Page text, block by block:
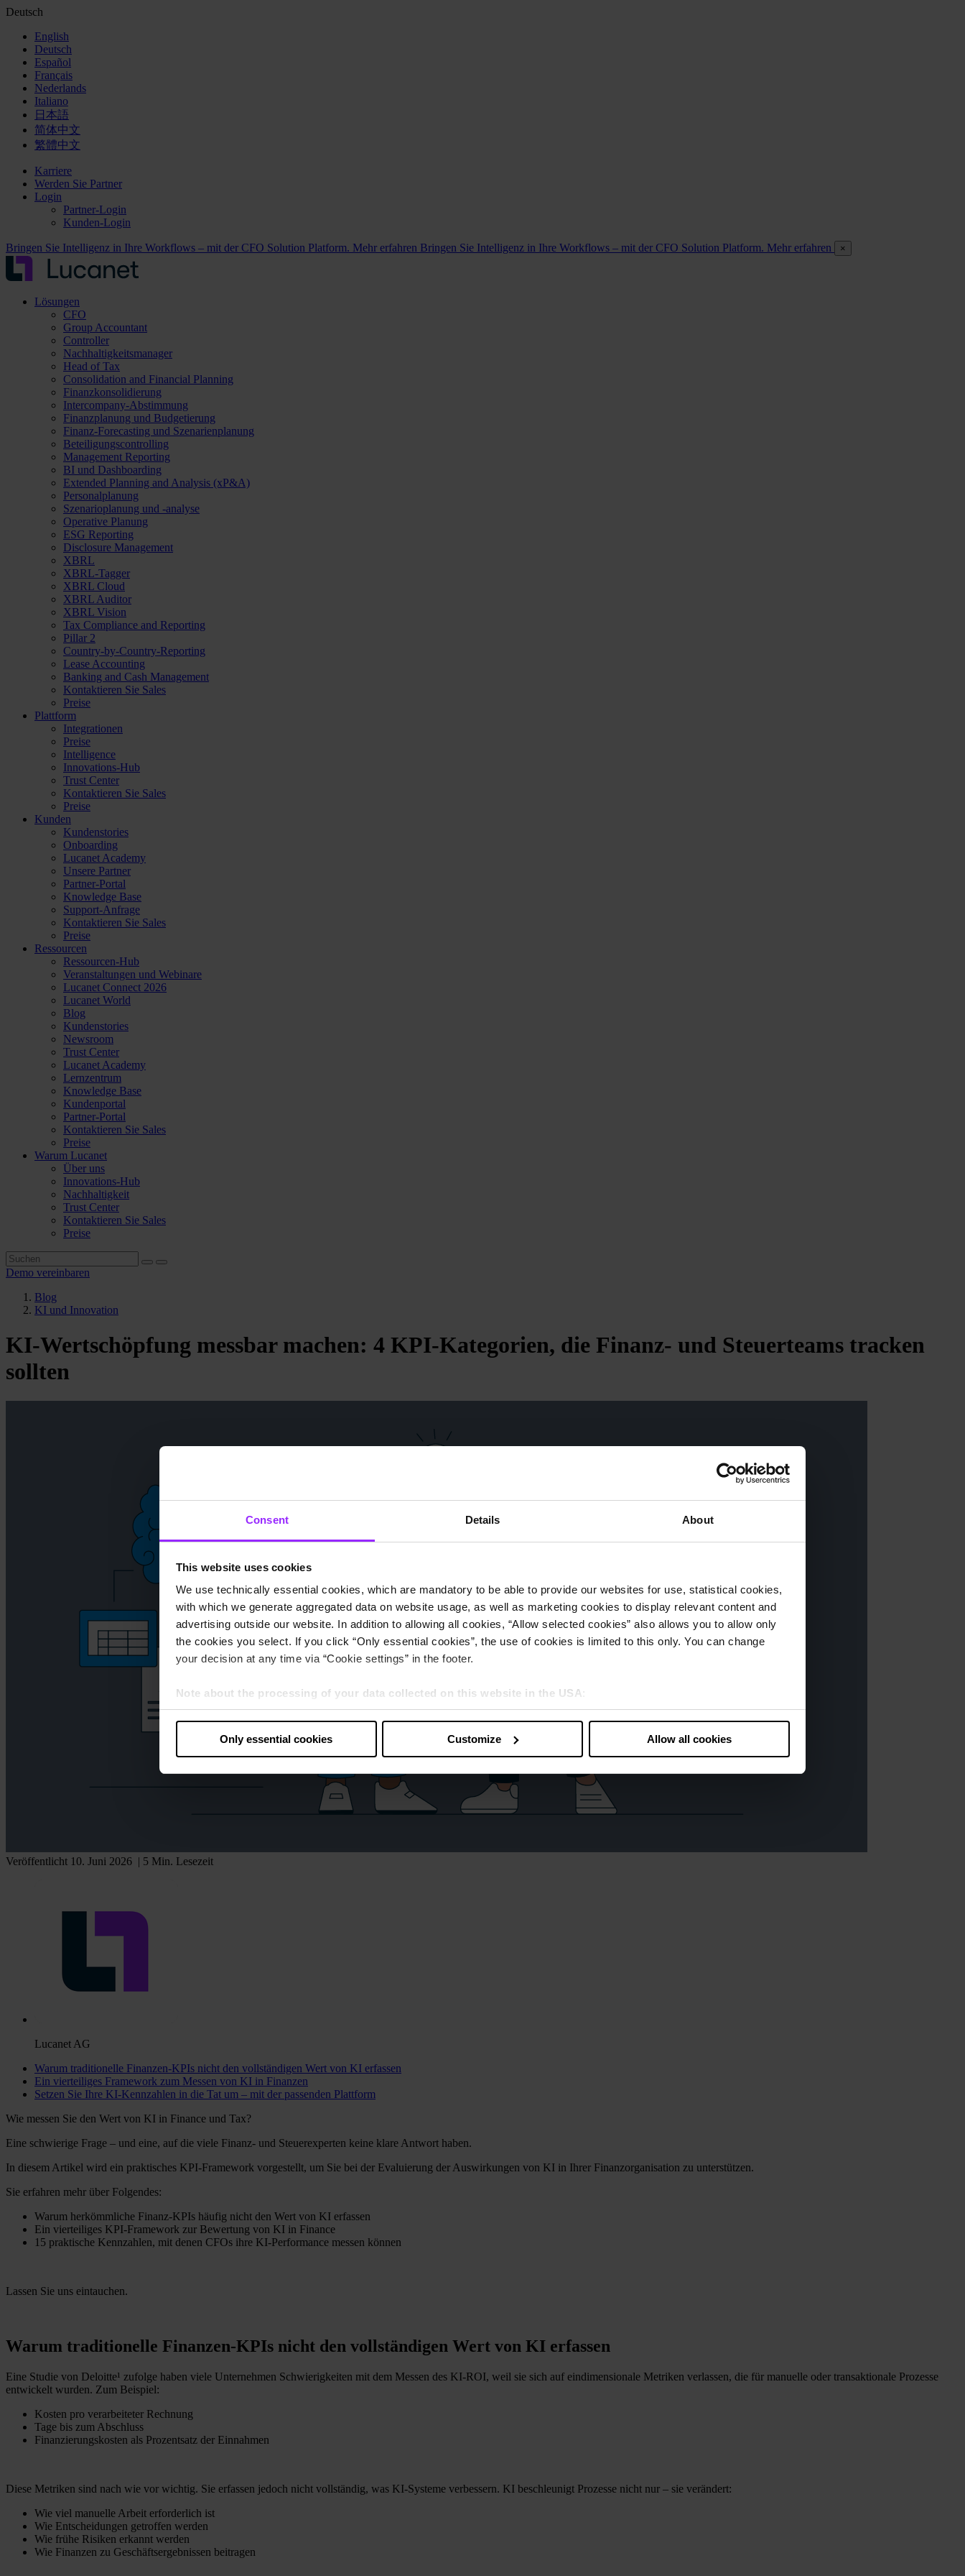
Consent Details About
This website uses cookies
We use technically essential cookies, which are mandatory to be able to provide our websites for use, statistical cookies,
with which we generate aggregated data on website usage, as well as marketing cookies to display relevant content and
advertising outside our website. In addition to allowing all cookies, “Allow selected cookies” also allows you to allow only
the cookies you select. If you click “Only essential cookies”, the use of cookies is limited to this only. You can change
your decision at any time via “Cookie settings” in the footer.
Note about the processing of your data collected on this website in the USA :
By clicking “Allow all cookies” you also agree that your data will be processed in the USA. The European Court of Justice
judges the USA to be a country with a level of data protection that is inadequate by EU standards. There is a particular risk
that your data may be processed by US authorities.
Only essential cookies Customize Allow all cookies
Deutsch
English
Deutsch
Español
Français
Nederlands
Italiano
日本語
简体中文
繁體中文
Karriere
Werden Sie Partner
Login
Partner-Login
Kunden-Login
Bringen Sie Intelligenz in Ihre Workflows – mit der CFO Solution Platform. Mehr erfahren Bringen Sie Intelligenz in Ihre Workflows – mit der CFO Solution Platform. Mehr erfahren ×
Lösungen
CFO
Group Accountant
Controller
Nachhaltigkeitsmanager
Head of Tax
Consolidation and Financial Planning
Finanzkonsolidierung
Intercompany-Abstimmung
Finanzplanung und Budgetierung
Finanz-Forecasting und Szenarienplanung
Beteiligungscontrolling
Management Reporting
BI und Dashboarding
Extended Planning and Analysis (xP&A)
Personalplanung
Szenarioplanung und -analyse
Operative Planung
ESG Reporting
Disclosure Management
XBRL
XBRL-Tagger
XBRL Cloud
XBRL Auditor
XBRL Vision
Tax Compliance and Reporting
Pillar 2
Country-by-Country-Reporting
Lease Accounting
Banking and Cash Management
Kontaktieren Sie Sales
Preise
Plattform
Integrationen
Preise
Intelligence
Innovations-Hub
Trust Center
Kontaktieren Sie Sales
Preise
Kunden
Kundenstories
Onboarding
Lucanet Academy
Unsere Partner
Partner-Portal
Knowledge Base
Support-Anfrage
Kontaktieren Sie Sales
Preise
Ressourcen
Ressourcen-Hub
Veranstaltungen und Webinare
Lucanet Connect 2026
Lucanet World
Blog
Kundenstories
Newsroom
Trust Center
Lucanet Academy
Lernzentrum
Knowledge Base
Kundenportal
Partner-Portal
Kontaktieren Sie Sales
Preise
Warum Lucanet
Über uns
Innovations-Hub
Nachhaltigkeit
Trust Center
Kontaktieren Sie Sales
Preise
Demo vereinbaren
Blog
KI und Innovation
KI-Wertschöpfung messbar machen: 4 KPI-Kategorien, die Finanz- und Steuerteams tracken
sollten
Veröffentlicht 10. Juni 2026 | 5 Min. Lesezeit
Lucanet AG
Warum traditionelle Finanzen-KPIs nicht den vollständigen Wert von KI erfassen
Ein vierteiliges Framework zum Messen von KI in Finanzen
Setzen Sie Ihre KI-Kennzahlen in die Tat um – mit der passenden Plattform
Wie messen Sie den Wert von KI in Finance und Tax?
Eine schwierige Frage – und eine, auf die viele Finanz- und Steuerexperten keine klare Antwort haben.
In diesem Artikel wird ein praktisches KPI-Framework vorgestellt, um Sie bei der Evaluierung der Auswirkungen von KI in Ihrer Finanzorganisation zu unterstützen.
Sie erfahren mehr über Folgendes:
Warum herkömmliche Finanz-KPIs häufig nicht den Wert von KI erfassen
Ein vierteiliges KPI-Framework zur Bewertung von KI in Finance
15 praktische Kennzahlen, mit denen CFOs ihre KI-Performance messen können
Lassen Sie uns eintauchen.
Warum traditionelle Finanzen-KPIs nicht den vollständigen Wert von KI erfassen
Eine Studie von Deloitte¹ zufolge haben viele Unternehmen Schwierigkeiten mit dem Messen des KI-ROI, weil sie sich auf eindimensionale Metriken verlassen, die für manuelle oder transaktionale Prozesse
entwickelt wurden. Zum Beispiel:
Kosten pro verarbeiteter Rechnung
Tage bis zum Abschluss
Finanzierungskosten als Prozentsatz der Einnahmen
Diese Metriken sind nach wie vor wichtig. Sie erfassen jedoch nicht vollständig, was KI-Systeme verbessern. KI beschleunigt Prozesse nicht nur – sie verändert:
Wie viel manuelle Arbeit erforderlich ist
Wie Entscheidungen getroffen werden
Wie frühe Risiken erkannt werden
Wie Finanzen zu Geschäftsergebnissen beitragen